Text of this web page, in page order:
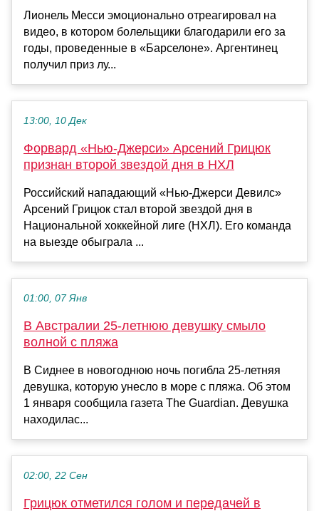
Лионель Месси эмоционально отреагировал на
видео, в котором болельщики благодарили его за
годы, проведенные в «Барселоне». Аргентинец
получил приз лу...
13:00, 10 Дек
Форвард «Нью-Джерси» Арсений Грицюк
признан второй звездой дня в НХЛ
Российский нападающий «Нью-Джерси Девилс»
Арсений Грицюк стал второй звездой дня в
Национальной хоккейной лиге (НХЛ). Его команда
на выезде обыграла ...
01:00, 07 Янв
В Австралии 25-летнюю девушку смыло
волной с пляжа
В Сиднее в новогоднюю ночь погибла 25-летняя
девушка, которую унесло в море с пляжа. Об этом
1 января сообщила газета The Guardian. Девушка
находилас...
02:00, 22 Сен
Грицюк отметился голом и передачей в